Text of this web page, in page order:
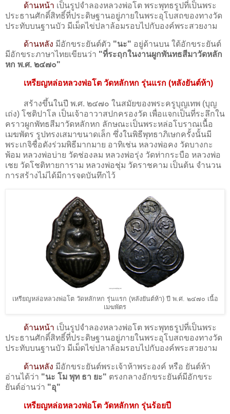
ด้านหน้า เป็นรูปจำลองหลวงพ่อโต พระพุทธรูปที่เป็นพระ
ประธานศักดิ์สิทธิ์ที่ประดิษฐานอยู่ภายในพระอุโบสถของทางวัด
ประทับบนฐานบัว มีเม็ดไข่ปลาล้อมรอบไปกับองค์พระสวยงาม
ด้านหลัง มีอักขระยันต์ตัว "นะ" อยู่ด้านบน ใต้อักขระยันต์
มีอักขระภาษาไทยเขียนว่า "ที่ระฤกในงานผูกพันทธสีมาวัดหลัก
หก พ.ศ. ๒๔๗๐"
เหรียญหล่อหลวงพ่อโต วัดหลักหก รุ่นแรก (หลังยันต์ห้า)
สร้างขึ้นในปี พ.ศ. ๒๔๗๐ ในสมัยของพระครูบุญเทพ (บุญ
เถ่ง) โชติปาโล เป็นเจ้าอาวาสปกครองวัด เพื่อแจกเป็นที่ระลึกใน
คราวผูกพัทธสีมาวัดหลักหก ลักษณะเป็นพระหล่อโบราณเนื้อ
เมฆพัตร รูปทรงเสมาขนาดเล็ก ซึ่งในพิธีพุทธาภิเษกครั้งนั้นมี
พระเกจิชื่อดังร่วมพิธีมากมาย อาทิเช่น หลวงพ่อคง วัดบางกะ
พ้อม หลวงพ่อบ่าย วัดช่องลม หลวงพ่อรุ่ง วัดท่ากระบือ หลวงพ่อ
เชย วัดโชติทายการาม หลวงพ่อชุ่ม วัดราชคาม เป็นต้น จำนวน
การสร้างไม่ได้มีการจดบันทึกไว้
เหรียญหล่อหลวงพ่อโต วัดหลักหก รุ่นแรก (หลังยันต์ห้า) ปี พ.ศ. ๒๔๗๐ เนื้อ
เมฆพัตร
ด้านหน้า เป็นรูปจำลองหลวงพ่อโต พระพุทธรูปที่เป็นพระ
ประธานศักดิ์สิทธิ์ที่ประดิษฐานอยู่ภายในพระอุโบสถของทางวัด
ประทับบนฐานบัว มีเม็ดไข่ปลาล้อมรอบไปกับองค์พระสวยงาม
ด้านหลัง มีอักขระยันต์พระเจ้าห้าพระองค์ หรือ ยันต์ห้า
อ่านได้ว่า "นะ โม พุท ธา ยะ" ตรงกลางอักขระยันต์มีอักขระ
ยันต์อ่านว่า "อุ"
เหรียญหล่อหลวงพ่อโต วัดหลักหก รุ่นร้อยปี